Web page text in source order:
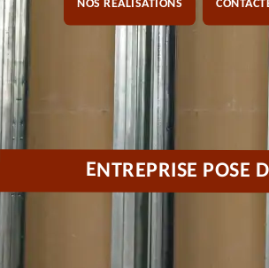
NOS RÉALISATIONS
ENTREPRISE POSE